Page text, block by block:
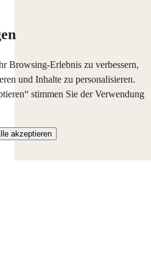
Browsing-Erlebnis zu verbessern,
und Inhalte zu personalisieren.
stimmen Sie der Verwendung
akzeptieren